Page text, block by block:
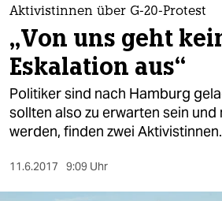
themen
politik
öko
gesellschaft
sport
Aktivistinnen über G-20-Protest
„Von uns geht
Eskalation aus“
Politiker sind nach Hamburg
sollten also zu erwarten sein
werden, finden zwei Aktivistinnen.
11.6.2017 9:09 Uhr